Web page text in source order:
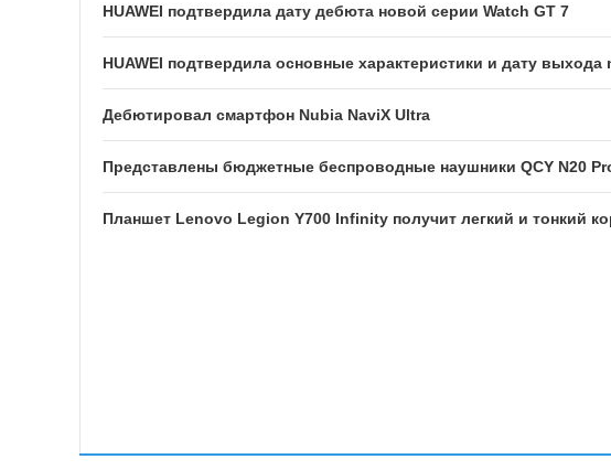
HUAWEI подтвердила дату дебюта новой серии Watch GT 7
HUAWEI подтвердила основные характеристики и дату выхода
Дебютировал смартфон Nubia NaviX Ultra
Представлены бюджетные беспроводные наушники QCY N20
Планшет Lenovo Legion Y700 Infinity получит легкий и тонкий